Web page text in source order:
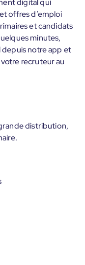
digital qui
offres d’emploi
et candidats
minutes,
depuis notre app et
recruteur au
distribution,